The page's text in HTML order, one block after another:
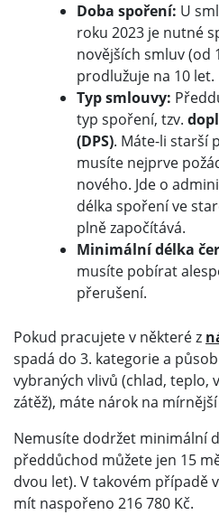
Doba spoření: U
roku 2023 je nutné
novějších smluv (od
prodlužuje na 10 let.
Typ smlouvy:
typ spoření, tzv.
(DPS). Máte-li starší
musíte nejprve
nového. Jde o
délka spoření ve
plně započítává.
Minimální délka
musíte pobírat
přerušení.
Pokud pracujete v některé z
spadá do 3. kategorie a
vybraných vlivů (chlad, teplo,
zátěž), máte nárok na
Nemusíte dodržet minimální
předdůchod můžete jen 15
dvou let). V takovém případě
mít naspořeno 216 780 Kč.